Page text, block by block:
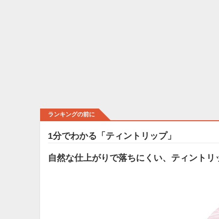
ランキングの前に
1分でわかる「ティントリップ」
自然な仕上がりで落ちにくい、ティントリ